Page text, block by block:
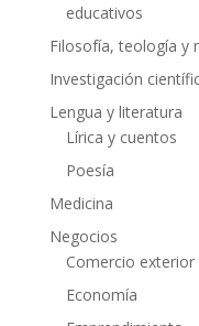
educativos
Filosofía, teología y
Investigación
Lengua y literatura
Lírica y cuentos
Poesía
Medicina
Negocios
Comercio exterior
Economía